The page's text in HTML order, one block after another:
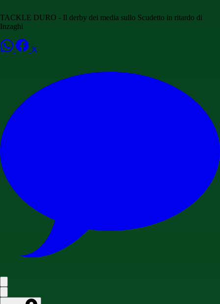
TACKLE DURO - Il derby dei media sullo Scudetto in ritardo di
Inzaghi